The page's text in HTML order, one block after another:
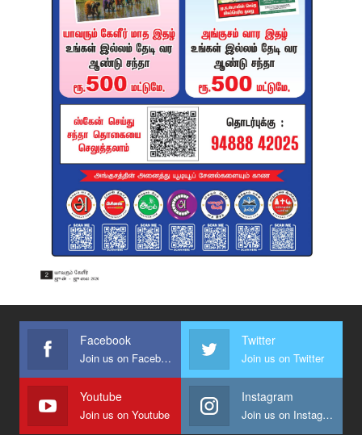
Facebook
Join us on Facebook
Twitter
Join us on Twitter
Youtube
Join us on Youtube
Instagram
Join us on Instagram